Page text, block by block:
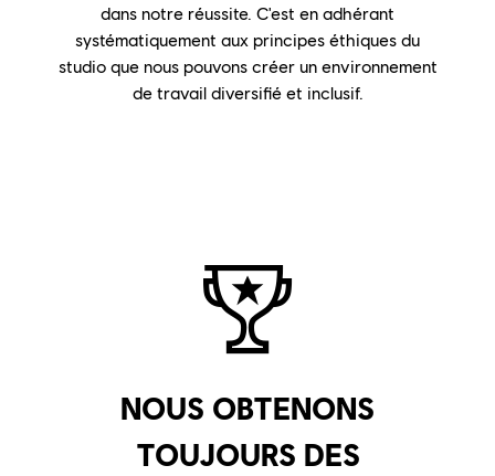
dans notre réussite. C'est en adhérant
systématiquement aux principes éthiques du
studio que nous pouvons créer un environnement
de travail diversifié et inclusif.
NOUS OBTENONS
TOUJOURS DES